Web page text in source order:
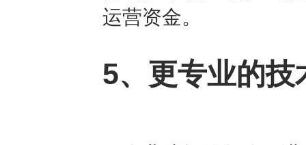
运营资金。
5、更专业的技